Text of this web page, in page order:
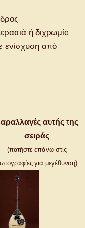
ή διχρωμία
ενίσχυση από
αυτής της
σειράς
(πατήστε επάνω στις
για μεγέθυνση)